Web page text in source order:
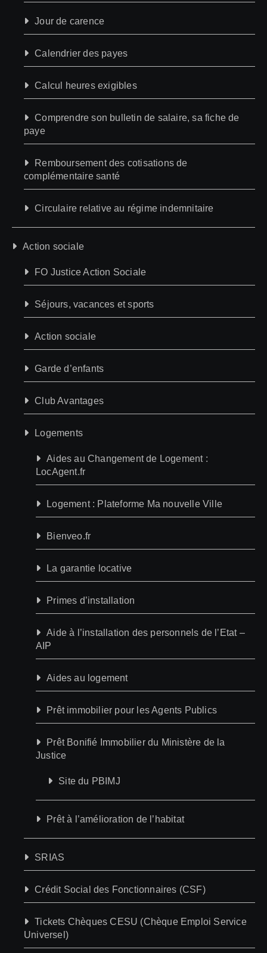
Jour de carence
Calendrier des payes
Calcul heures exigibles
Comprendre son bulletin de salaire, sa fiche de
paye
Remboursement des cotisations de
complémentaire santé
Circulaire relative au régime indemnitaire
Action sociale
FO Justice Action Sociale
Séjours, vacances et sports
Action sociale
Garde d’enfants
Club Avantages
Logements
Aides au Changement de Logement :
LocAgent.fr
Logement : Plateforme Ma nouvelle Ville
Bienveo.fr
La garantie locative
Primes d’installation
Aide à l’installation des personnels de l’Etat –
AIP
Aides au logement
Prêt immobilier pour les Agents Publics
Prêt Bonifié Immobilier du Ministère de la
Justice
Site du PBIMJ
Prêt à l’amélioration de l’habitat
SRIAS
Crédit Social des Fonctionnaires (CSF)
Tickets Chèques CESU (Chèque Emploi Service
Universel)